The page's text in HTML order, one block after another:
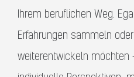
Ihrem beruflichen Weg.
Erfahrungen sammeln
weiterentwickeln möchten